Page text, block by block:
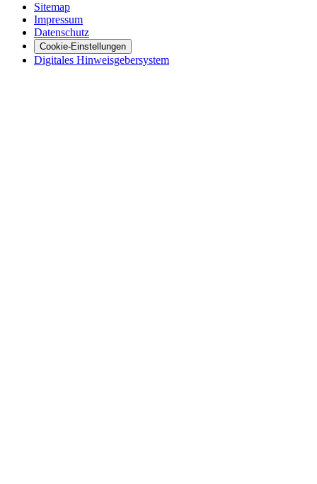
Sitemap
Impressum
Datenschutz
Cookie-Einstellungen
Digitales Hinweisgebersystem